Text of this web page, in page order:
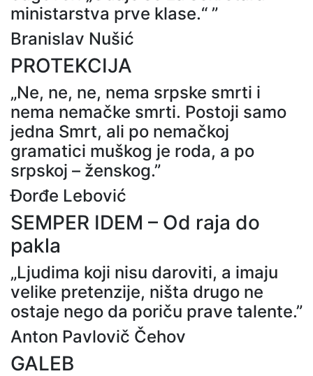
ministarstva prve klase.“ ”
Branislav Nušić
PROTEKCIJA
„Ne, ne, ne, nema srpske smrti i
nema nemačke smrti. Postoji samo
jedna Smrt, ali po nemačkoj
gramatici muškog je roda, a po
srpskoj – ženskog.”
Đorđe Lebović
SEMPER IDEM – Od raja do
pakla
„Ljudima koji nisu daroviti, a imaju
velike pretenzije, ništa drugo ne
ostaje nego da poriču prave talente.”
Anton Pavlovič Čehov
GALEB